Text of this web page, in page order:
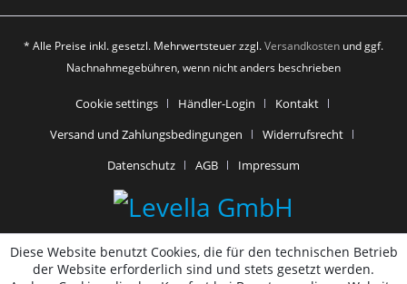
* Alle Preise inkl. gesetzl. Mehrwertsteuer zzgl.Versandkosten und ggf.
Nachnahmegebühren, wenn nicht anders beschrieben
Cookie settings Händler-Login
Kontakt
Versand und Zahlungsbedingungen
Widerrufsrecht
Datenschutz
AGB Impressum
Diese Website benutzt Cookies, die für den technischen Betrieb
der Website erforderlich sind und stets gesetzt werden.